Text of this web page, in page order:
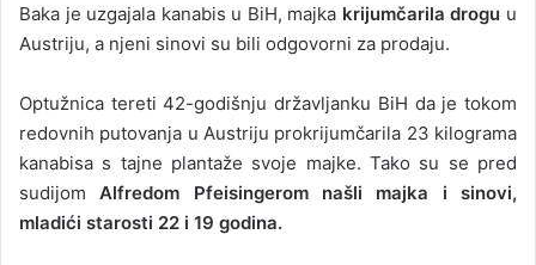
Baka je uzgajala kanabis u BiH, majka krijumčarila drogu u
Austriju, a njeni sinovi su bili odgovorni za prodaju.
Optužnica tereti 42-godišnju državljanku BiH da je tokom
redovnih putovanja u Austriju prokrijumčarila 23 kilograma
kanabisa s tajne plantaže svoje majke. Tako su se pred
sudijomAlfredom Pfeisingerom našli majka i sinovi,
mladići starosti 22 i 19 godina.